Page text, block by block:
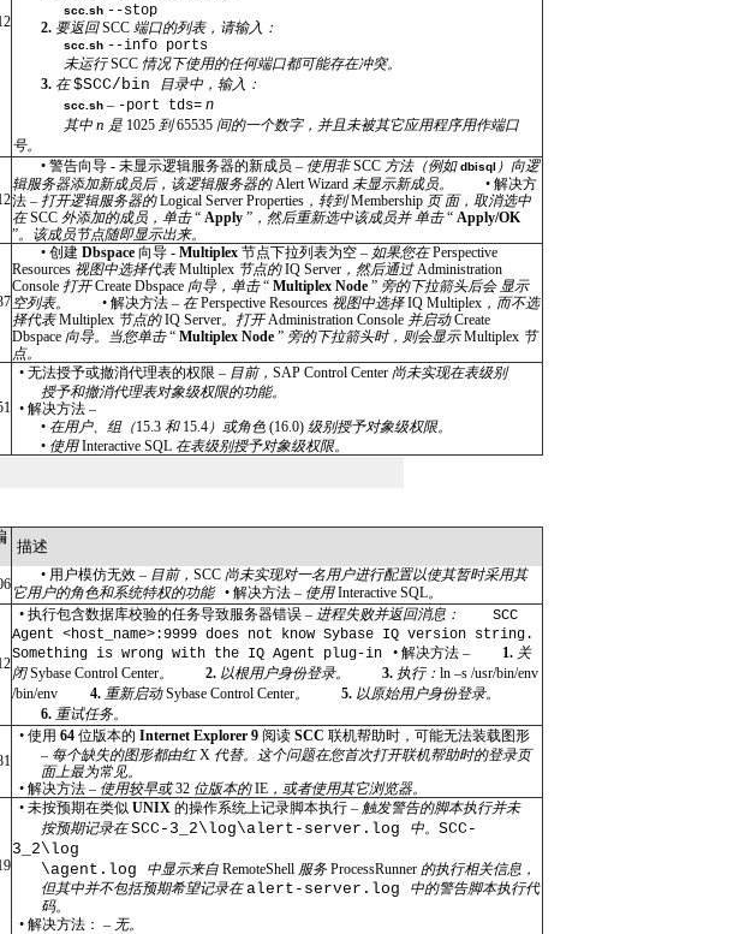
scc.sh --stop
2. 要返回SCC端口的列表，请输入：
scc.sh --info ports
未运行SCC 情况下使用的任何端口都可能存在冲突。
3. 在$SCC/bin 目录中，输入：
scc.sh – -port tds= n
其中 n 是 1025 到65535 间的一个数字，并且未被其它应用程序用作端口
号。
•警告向导-未显示逻辑服务器的新成员 – 使用非SCC 方法（例如dbisql ）向逻
辑服务器添加新成员后，该逻辑服务器的Alert Wizard未显示新成员。 •解决方
法 – 打开逻辑服务器的Logical Server Properties ，转到Membership 页 面，取消选中
在SCC 外添加的成员，单击“ Apply ” ，然后重新选中该成员并 单击“ Apply/OK
”。该成员节点随即显示出来。
•创建Dbspace向导- Multiplex节点下拉列表为空 – 如果您在Perspective
Resources 视图中选择代表Multiplex 节点的IQ Server ，然后通过Administration
Console 打开Create Dbspace 向导，单击“ Multiplex Node ” 旁的下拉箭头后会 显示
空列表。
•解决方法 – 在Perspective Resources 视图中选择IQ Multiplex ，而不选
择代表Multiplex 节点的IQ Server。打开Administration Console 并启动Create
Dbspace 向导。当您单击“ Multiplex Node ” 旁的下拉箭头时，则会显示Multiplex 节
点。
• 无法授予或撤消代理表的权限 – 目前， SAP Control Center 尚未实现在表级别
授予和撤消代理表对象级权限的功能。
• 解决方法 –
• 在用户、组（15.3和 15.4 ）或角色(16.0)级别授予对象级权限。
• 使用Interactive SQL 在表级别授予对象级权限。
描述
• 用户模仿无效 – 目前，SCC 尚未实现对一名用户进行配置以使其暂时采用其
它用户的角色和系统特权的功能
• 解决方法 – 使用Interactive SQL。
• 执行包含数据库校验的任务导致服务器错误 – 进程失败并返回消息：
SCC
Agent <host_name>:9999 does not know Sybase IQ version string.
Something is wrong with the IQ Agent plug-in
• 解决方法 – 1. 关
闭Sybase Control Center。 2. 以根用户身份登录。 3. 执行：ln–s /usr/bin/env
/bin/env
4. 重新启动Sybase Control Center。 5. 以原始用户身份登录。
6. 重试任务。
• 使用 64 位版本的 Internet Explorer 9 阅读 SCC 联机帮助时，可能无法装载图形
– 每个缺失的图形都由红X 代替。这个问题在您首次打开联机帮助时的登录页
面上最为常见。
• 解决方法 – 使用较早或32 位版本的IE，或者使用其它浏览器。
• 未按预期在类似 UNIX 的操作系统上记录脚本执行 – 触发警告的脚本执行并未
按预期记录在SCC-3_2\log\alert-server.log 中。SCC-
3_2\log
\agent.log 中显示来自RemoteShell 服务ProcessRunner 的执行相关信息，
但其中并不包括预期希望记录在alert-server.log 中的警告脚本执行代
码。
• 解决方法： – 无。